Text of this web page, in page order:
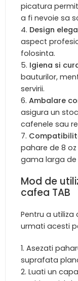
picatura
a fi nevoie sa
Design
aspect
folosinta.
Igiena si
bauturilor,
servirii.
Ambalare
asigura un
cafenele sau
pahare de 8
gama larga
Mod de
cafea TAB
Pentru a
urmati acesti
Asezati
suprafata
Luati un